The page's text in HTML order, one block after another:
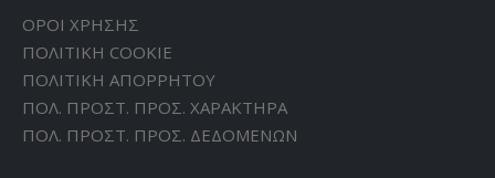
ΟΡΟΙ ΧΡΗΣΗΣ
ΠΟΛΙΤΙΚΗ CΟΟΚΙΕ
ΠΟΛΙΤΙΚΗ ΑΠΟΡΡΗΤΟΥ
ΠΟΛ. ΠΡΟΣΤ. ΠΡΟΣ. ΧΑΡΑΚΤΗΡΑ
ΠΟΛ. ΠΡΟΣΤ. ΠΡΟΣ. ΔΕΔΟΜΕΝΩΝ